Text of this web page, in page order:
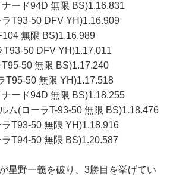
ード94D 無限 BS)1.16.831
T93-50 DFV YH)1.16.909
無限 BS)1.16.989
T93-50 DFV YH)1.17.011
50 無限 BS)1.17.240
T95-50 無限 YH)1.17.518
ード94D 無限 BS)1.18.255
ム(ローラT-93-50 無限 BS)1.18.476
T93-50 無限 YH)1.18.916
T94-50 無限 BS)1.20.587
星野一義を破り、3勝目を挙げてい